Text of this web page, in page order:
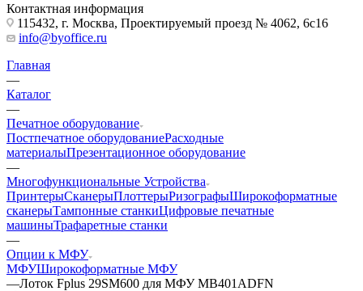
Контактная информация
115432, г. Москва, Проектируемый проезд № 4062, 6с16
info@byoffice.ru
Главная
—
Каталог
—
Печатное оборудование
Постпечатное оборудованиеРасходные
материалыПрезентационное оборудование
—
Многофункциональные Устройства
ПринтерыСканерыПлоттерыРизографыШирокоформатные
сканерыТампонные станкиЦифровые печатные
машиныТрафаретные станки
—
Опции к МФУ
МФУШирокоформатные МФУ
—Лоток Fplus 29SM600 для МФУ MB401ADFN